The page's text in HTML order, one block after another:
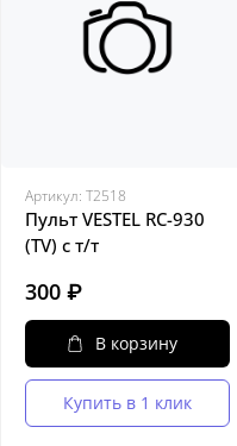
Артикул: Т2518
Пульт VESTEL RC-930
(TV) с т/т
300 ₽
В корзину
Купить в 1 клик